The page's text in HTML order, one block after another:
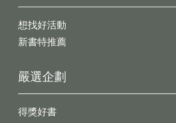
想找好活動
新書特推薦
嚴選企劃
得獎好書